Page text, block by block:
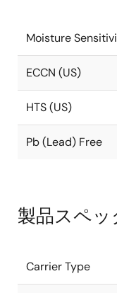
Moisture
ECCN (US)
HTS (US)
Pb (Lead) Free
製品スペッ
Carrier Type